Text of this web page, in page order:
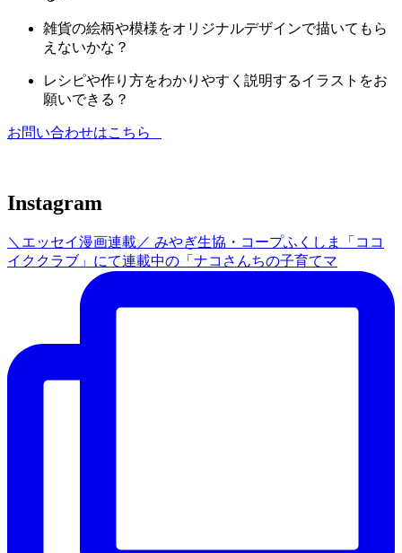
雑貨の絵柄や模様をオリジナルデザインで描いてもら
えないかな？
レシピや作り方をわかりやすく説明するイラストをお
願いできる？
お問い合わせはこちら
Instagram
＼エッセイ漫画連載／ みやぎ生協・コープふくしま「ココ
イククラブ」にて連載中の「ナコさんちの子育てマ